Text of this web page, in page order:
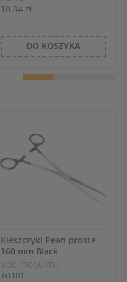
10.34 zł
DO KOSZYKA
Kleszczyki Pean proste
160 mm Black
KOD PRODUKTU:
G1101